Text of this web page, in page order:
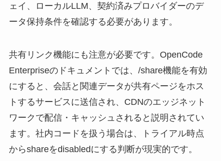
ェイ、ローカルLLM、契約済みプロバイダーのデ
ータ保持条件を確認する必要があります。
共有リンク機能にも注意が必要です。OpenCode
Enterpriseのドキュメントでは、/share機能を有効
にすると、会話と関連データが共有ページをホス
トするサービスに送信され、CDNのエッジネット
ワークで配信・キャッシュされると説明されてい
ます。社内コードを扱う場合は、トライアル時点
からshareをdisabledにする判断が現実的です。